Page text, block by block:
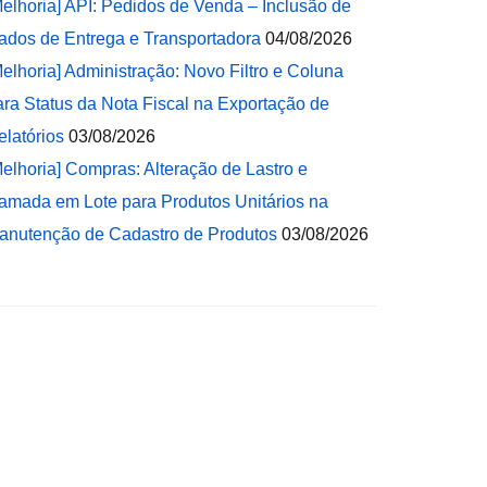
API: Pedidos de Venda – Inclusão de
de Entrega e Transportadora 04/08/2026
Administração: Novo Filtro e Coluna
Status da Nota Fiscal na Exportação de
03/08/2026
Compras: Alteração de Lastro e
em Lote para Produtos Unitários na
de Cadastro de Produtos 03/08/2026